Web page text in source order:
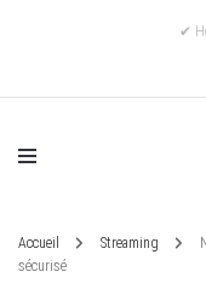
✔
Accueil Streaming
sécurisé